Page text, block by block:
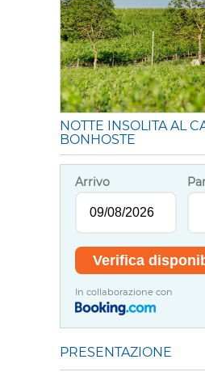
NOTTE INSOLITA AL
BONHOSTE
Arrivo
In collaborazione con
PRESENTAZIONE